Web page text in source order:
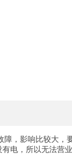
障，影响比较大，
电，所以无法营